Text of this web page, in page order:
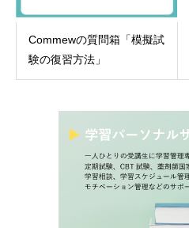
Commewの質問箱「模擬試
験の復習方法」